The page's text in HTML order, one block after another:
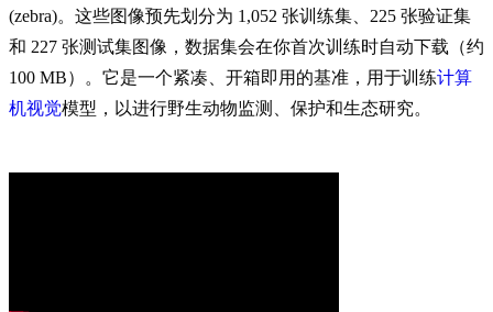
(zebra)。这些图像预先划分为 1,052 张训练集、225 张验证集
和 227 张测试集图像，数据集会在你首次训练时自动下载（约
100 MB）。它是一个紧凑、开箱即用的基准，用于训练计算
机视觉模型，以进行野生动物监测、保护和生态研究。